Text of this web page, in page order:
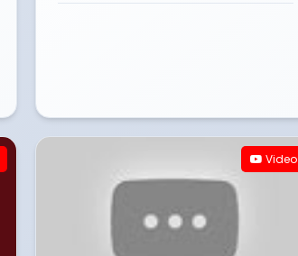
Video